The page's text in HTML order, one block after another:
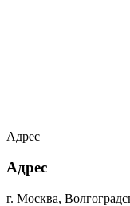
Адрес
Адрес
г. Москва,